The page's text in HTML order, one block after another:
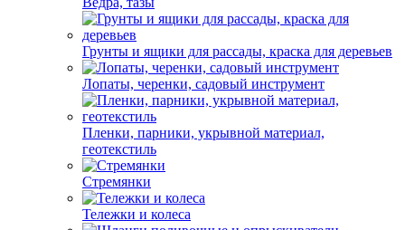
Грунты и ящики для рассады, краска для деревьев
Лопаты, черенки, садовый инструмент
Пленки, парники, укрывной материал,
геотекстиль
Стремянки
Тележки и колеса